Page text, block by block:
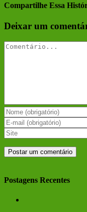
Compartilhe Essa
Facebook
Twitter
Reddit
LinkedIn
Tumblr
Pinterest
Vk
E-
Deixar um
Comentário
Postagens Recentes